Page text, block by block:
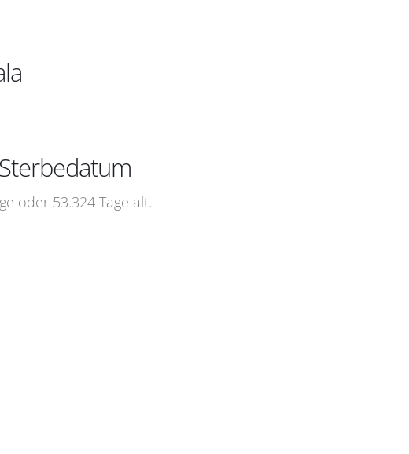
oder 53.324 Tage alt.